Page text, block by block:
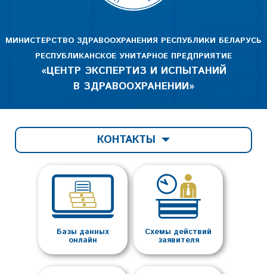
МИНИСТЕРСТВО ЗДРАВООХРАНЕНИЯ РЕСПУБЛИКИ БЕЛАРУСЬ
РЕСПУБЛИКАНСКОЕ УНИТАРНОЕ ПРЕДПРИЯТИЕ
«ЦЕНТР ЭКСПЕРТИЗ И ИСПЫТАНИЙ
В ЗДРАВООХРАНЕНИИ»
КОНТАКТЫ
Базы данных
онлайн
Схемы действий
заявителя